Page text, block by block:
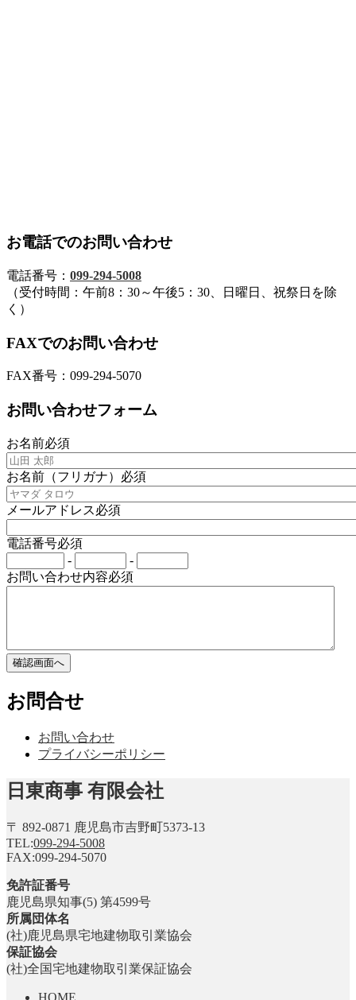
お電話でのお問い合わせ
電話番号： 099-294-5008
（受付時間：午前8：30～午後5：30、日曜日、祝祭日を除
く）
FAXでのお問い合わせ
FAX番号：099-294-5070
お問い合わせフォーム
お名前必須
お名前（フリガナ） 必須
メールアドレス必須
電話番号必須
-
-
お問い合わせ内容必須
お問合せ
お問い合わせ
プライバシーポリシー
日東商事 有限会社
〒 892-0871 鹿児島市吉野町5373-13
TEL:099-294-5008
FAX:099-294-5070
免許証番号
鹿児島県知事(5) 第4599号
所属団体名
(社)鹿児島県宅地建物取引業協会
保証協会
(社)全国宅地建物取引業保証協会